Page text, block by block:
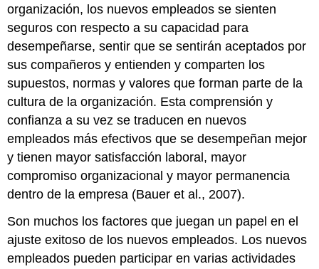
organización, los nuevos empleados se sienten
seguros con respecto a su capacidad para
desempeñarse, sentir que se sentirán aceptados por
sus compañeros y entienden y comparten los
supuestos, normas y valores que forman parte de la
cultura de la organización. Esta comprensión y
confianza a su vez se traducen en nuevos
empleados más efectivos que se desempeñan mejor
y tienen mayor satisfacción laboral, mayor
compromiso organizacional y mayor permanencia
dentro de la empresa (Bauer et al., 2007).
Son muchos los factores que juegan un papel en el
ajuste exitoso de los nuevos empleados. Los nuevos
empleados pueden participar en varias actividades